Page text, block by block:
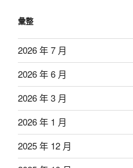
彙整
2026 年 7 月
2026 年 6 月
2026 年 3 月
2026 年 1 月
2025 年 12 月